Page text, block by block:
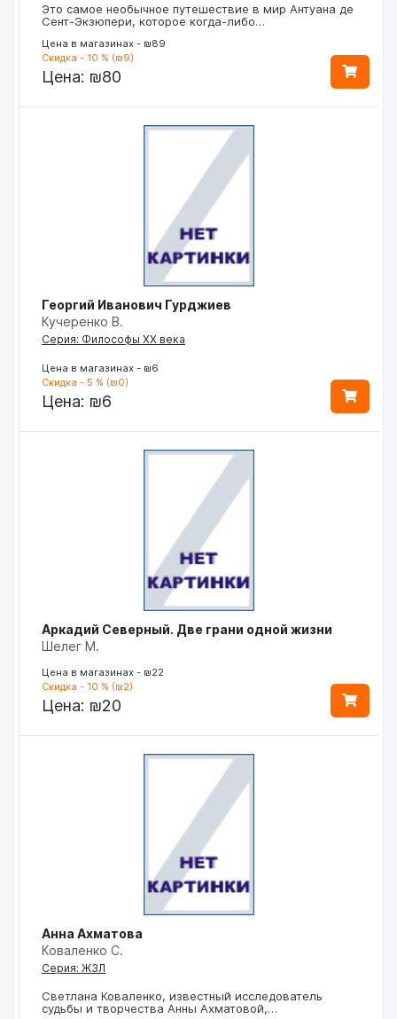
Это самое необычное путешествие в мир Антуана де
Сент-Экзюпери, которое когда-либо…
Цена в магазинах - ₪89
Скидка - 10 % (₪9)
Цена: ₪80
Георгий Иванович Гурджиев
Кучеренко В.
Серия: Философы ХХ века
Цена в магазинах - ₪6
Скидка - 5 % (₪0)
Цена: ₪6
Аркадий Северный. Две грани одной жизни
Шелег М.
Цена в магазинах - ₪22
Скидка - 10 % (₪2)
Цена: ₪20
Анна Ахматова
Коваленко С.
Серия: ЖЗЛ
Светлана Коваленко, известный исследователь
судьбы и творчества Анны Ахматовой,…